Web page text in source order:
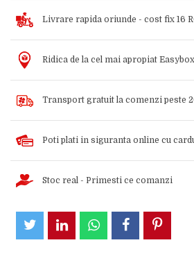
Livrare rapida oriunde - cost fix 16
Ridica de la cel mai apropiat
Transport gratuit la comenzi peste
Poti plati in siguranta online cu
Stoc real - Primesti ce comanzi